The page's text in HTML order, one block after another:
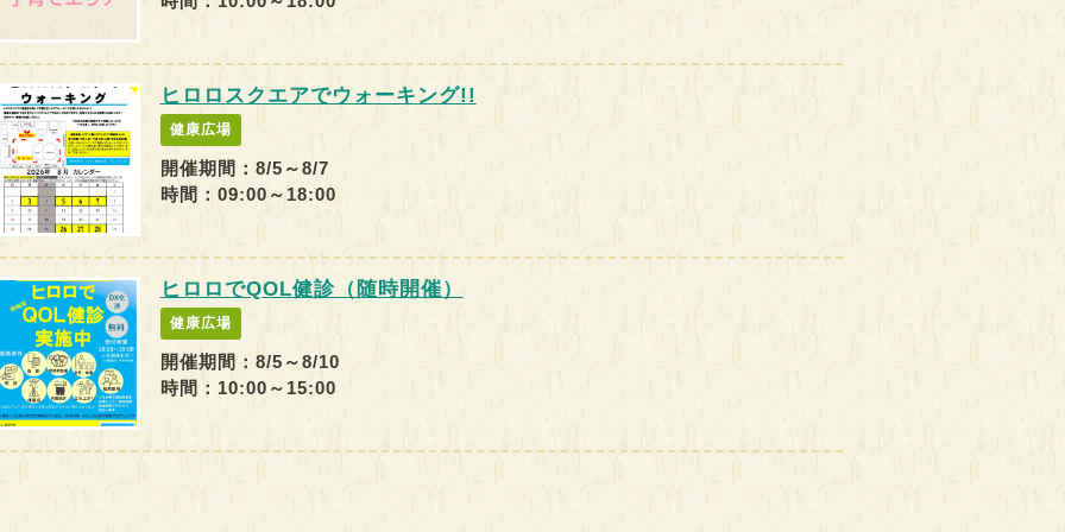
ヒロロスクエアでウォーキング!!
健康広場
開催期間：8/5～8/7
時間：09:00～18:00
ヒロロでQOL健診（随時開催）
健康広場
開催期間：8/5～8/10
時間：10:00～15:00